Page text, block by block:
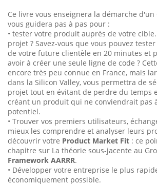
Ce livre vous enseignera la démarche d'un
vous guidera pas à pas pour :
• tester votre produit auprès de votre
projet ? Savez-vous que vous pouvez
de votre future clientèle en 20 minutes et
avoir à créer une seule ligne de code ?
encore très peu connue en France, mais
dans la Silicon Valley, vous permettra de
projet tout en évitant de perdre du temps
créant un produit qui ne conviendrait pas
potentiel.
• Trouver vos premiers utilisateurs,
mieux les comprendre et analyser leurs
découvrir votre Product Market Fit : ce
chapitre sur La théorie sous-jacente au
Framework AARRR.
• Développer votre entreprise le plus
économiquement possible.